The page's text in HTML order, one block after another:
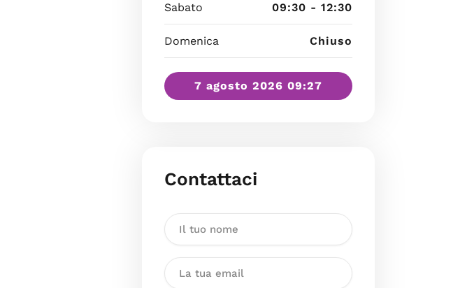
Sabato 09:30 - 12:30
Domenica Chiuso
7 agosto 2026 09:27
Contattaci